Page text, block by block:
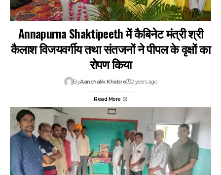
Annapurna Shaktipeeth में कैबिनेट मंत्री श्री
कैलाश विजयवर्गीय तथा संतजनों ने पीपल के वृक्षों का
रोपण किया
ByAanchalik Khabre 2 years ago
Read More